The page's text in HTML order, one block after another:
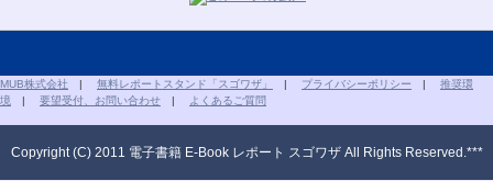
MUB株式会社 | 無料レポートスタンド「スゴワザ」 | プライバシーポリシー | 推奨環
境 | 要望受付、お問い合わせ | よくあるご質問
Copyright (C) 2011 電子書籍 E-Book レポート スゴワザ All Rights Reserved.***